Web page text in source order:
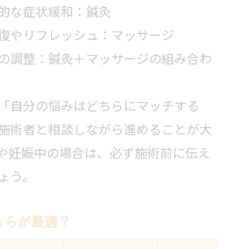
な症状緩和：鍼灸
やリフレッシュ：マッサージ
調整：鍼灸＋マッサージの組み合わ
自分の悩みはどちらにマッチする
術者と相談しながら進めることが大
妊娠中の場合は、必ず施術前に伝え
。
が最適？